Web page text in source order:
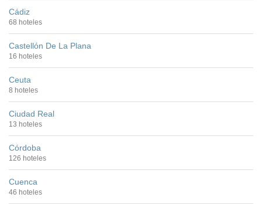
Cádiz
68 hoteles
Castellón De La Plana
16 hoteles
Ceuta
8 hoteles
Ciudad Real
13 hoteles
Córdoba
126 hoteles
Cuenca
46 hoteles